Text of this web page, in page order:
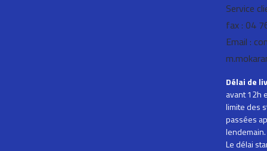
Service
fax : 04
Email :
Délai de
avant 12h
limite des
passées
lendemain.
Le délai